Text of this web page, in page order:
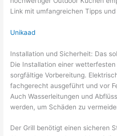
Link mit umfangreichen Tipps
Unikaad
Installation und Sicherheit: Das
Die Installation einer
sorgfältige Vorbereitung.
fachgerecht ausgeführt und vor
Auch Wasserleitungen und
werden, um Schäden zu
Der Grill benötigt einen sicheren